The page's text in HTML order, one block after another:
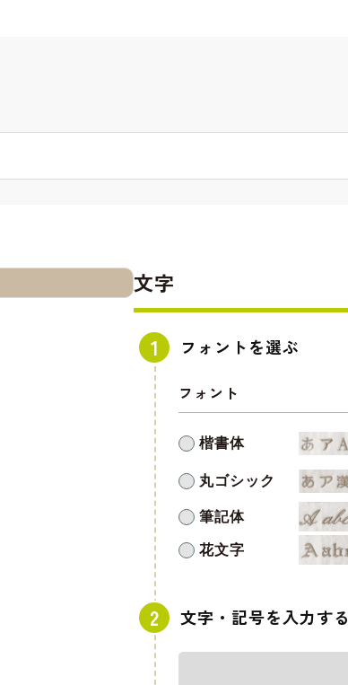
文字
フォントを選ぶ
フォント
楷書体
丸ゴシック
筆記体
花文字
文字・記号を入力する